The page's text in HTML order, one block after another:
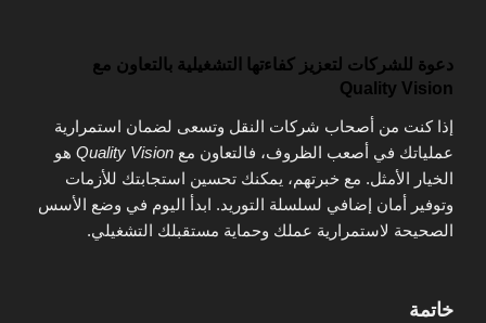
دعوة للشركات لتعزيز كفاءتها التشغيلية بالتعاون مع
Quality Vision
إذا كنت من أصحاب شركات النقل وتسعى لضمان استمرارية
عملياتك في أصعب الظروف، فالتعاون مع Quality Vision هو
الخيار الأمثل. مع خبرتهم، يمكنك تحسين استجابتك للأزمات
وتوفير أمان إضافي لسلسلة التوريد. ابدأ اليوم في وضع الأسس
الصحيحة لاستمرارية عملك وحماية مستقبلك التشغيلي.
خاتمة